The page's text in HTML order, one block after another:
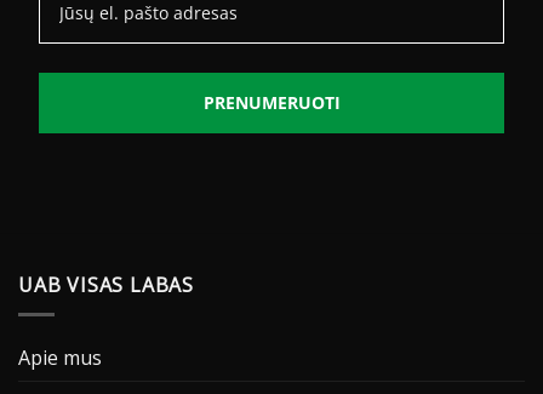
PRENUMERUOTI
UAB VISAS LABAS
Apie mus